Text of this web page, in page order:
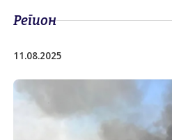
Регион
11.08.2025